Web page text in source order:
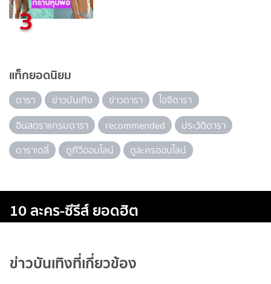
3
แท็กยอดนิยม
ดารา ข่าวบันเทิง ข่าวดารา
ไอจีดารา
อินสตราแกรมดารา
recommended
ประวัติดารา
ดาราเดลี่
ดูทีวีออนไลน์ ดูละครออนไลน์
10 ละคร-ซีรีส์ ยอดฮิต
ข่าวบันเทิงที่เกี่ยวข้อง